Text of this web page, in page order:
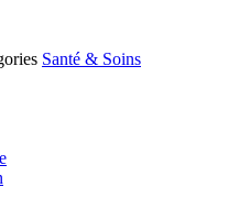
Santé & Soins